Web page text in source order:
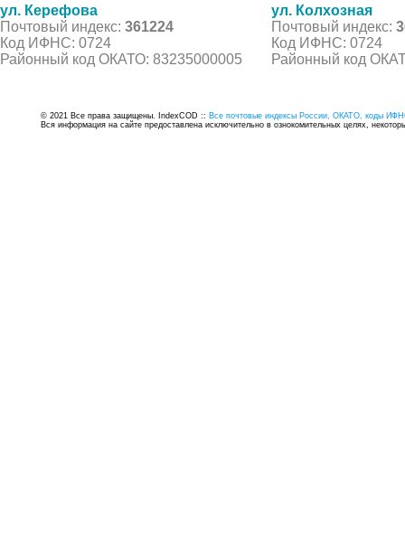
ул. Керефова
Почтовый индекс: 361224
Код ИФНС: 0724
Районный код ОКАТО: 83235000005
ул. Колхозная
Почтовый индекс:
Код ИФНС: 0724
Районный код
© 2021 Все права защищены. IndexCOD :: Все почтовые индексы России, ОКАТО, коды
Вся информация на сайте предоставлена исключительно в ознокомительных целях,